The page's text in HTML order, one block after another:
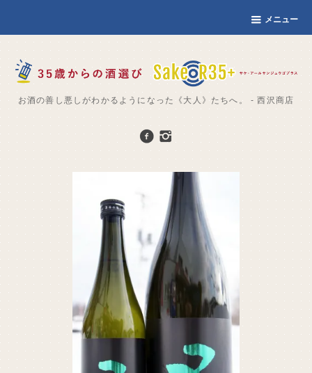
メニュー
お酒の善し悪しがわかるようになった《大人》たちへ。 - 西沢商店